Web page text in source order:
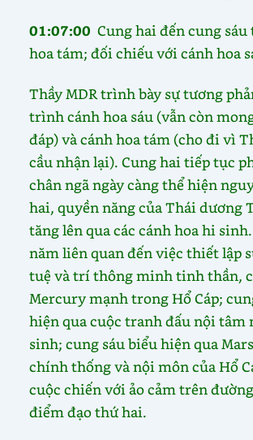
01:07:00Cung hai đến cung
hoa tám; đối chiếu với cánh hoa
Thầy MDR trình bày sự tương
trình cánh hoa sáu (vẫn còn
đáp) và cánh hoa tám (cho đi vì
cầu nhận lại). Cung hai tiếp tục
chân ngã ngày càng thể hiện
hai, quyền năng của Thái dương
tăng lên qua các cánh hoa hi
năm liên quan đến việc thiết lập
tuệ và trí thông minh tinh thần,
Mercury mạnh trong Hổ Cáp;
hiện qua cuộc tranh đấu nội tâm
sinh; cung sáu biểu hiện qua
chính thống và nội môn của Hổ
cuộc chiến với ảo cảm trên
điểm đạo thứ hai.